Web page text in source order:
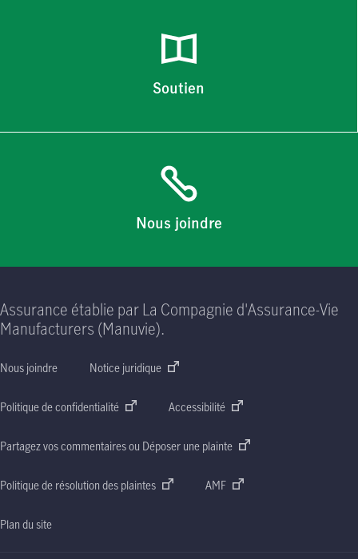
Soutien
Nous joindre
Assurance établie par La Compagnie d'Assurance-Vie
Manufacturers (Manuvie).
Nous joindre Notice juridique
Politique de confidentialité Accessibilité
Partagez vos commentaires ou Déposer une plainte
Politique de résolution des plaintes AMF
Plan du site